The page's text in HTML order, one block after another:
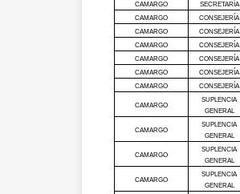
CAMARGO
SECRETARÍA
CAMARGO
CONSEJERÍA
CAMARGO
CONSEJERÍA
CAMARGO
CONSEJERÍA
CAMARGO
CONSEJERÍA
CAMARGO
CONSEJERÍA
CAMARGO
CONSEJERÍA
CAMARGO
SUPLENCIA
GENERAL
CAMARGO
SUPLENCIA
GENERAL
CAMARGO
SUPLENCIA
GENERAL
CAMARGO
SUPLENCIA
GENERAL